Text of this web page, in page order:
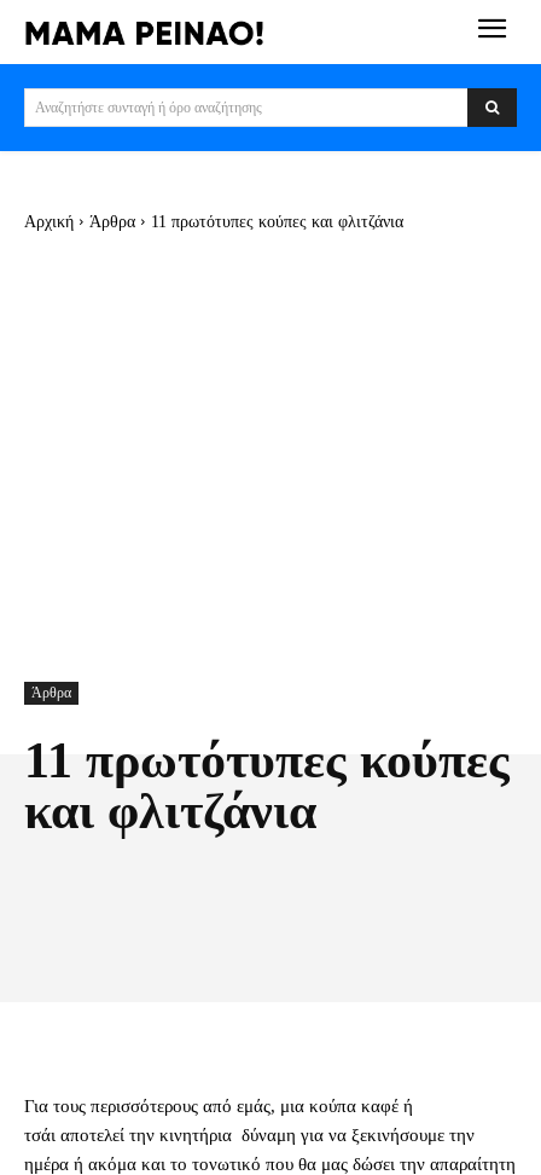
Αναζητήστε συνταγή ή όρο αναζήτησης
Αρχική Άρθρα 11 πρωτότυπες κούπες και φλιτζάνια
Άρθρα
11 πρωτότυπες κούπες
και φλιτζάνια
Για τους περισσότερους από εμάς, μια κούπα καφέ ή
τσάι αποτελεί την κινητήρια δύναμη για να ξεκινήσουμε την
ημέρα ή ακόμα και το τονωτικό που θα μας δώσει την απαραίτητη